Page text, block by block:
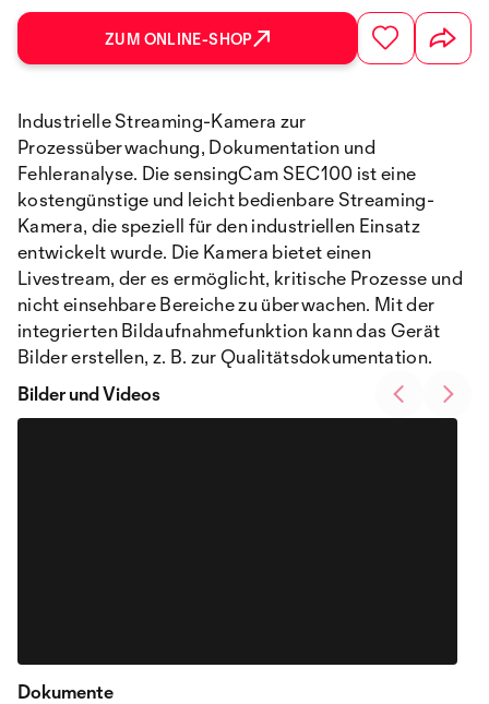
ZUM ONLINE-SHOP
Industrielle Streaming-Kamera zur
Prozessüberwachung, Dokumentation und
Fehleranalyse. Die sensingCam SEC100 ist eine
kostengünstige und leicht bedienbare Streaming-
Kamera, die speziell für den industriellen Einsatz
entwickelt wurde. Die Kamera bietet einen
Livestream, der es ermöglicht, kritische Prozesse und
nicht einsehbare Bereiche zu überwachen. Mit der
integrierten Bildaufnahmefunktion kann das Gerät
Bilder erstellen, z. B. zur Qualitätsdokumentation.
Bilder und Videos
Dokumente